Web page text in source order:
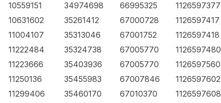
10559151
34974698 66995325
1126597377
10631602
35261412 67000728
1126597417
11004107
35313046 67001752
1126597418
11222484
35324738 67005770
1126597480
11223666
35403936 67005770
1126597560
11250136
35455983 67007846
1126597602
11299406
35460170 67010370
1126597608